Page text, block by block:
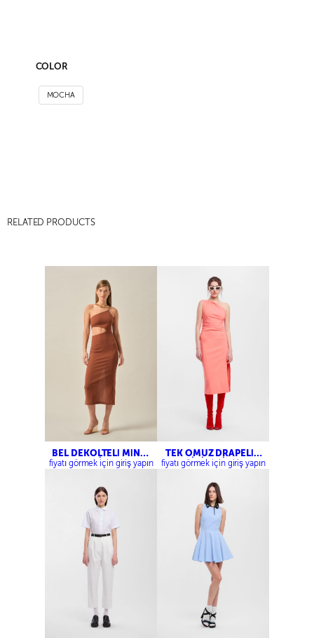
COLOR
MOCHA
RELATED PRODUCTS
BEL DEKOLTELİ MİNİ
ELBİSE
fiyatı görmek için giriş yapın
TEK OMUZ DRAPELİ
MİDİ ELBİSE
fiyatı görmek için giriş yapın